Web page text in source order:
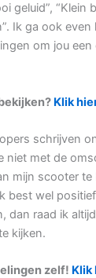
geluid”, “Klein
Ik ga ook
om jou
Klik
schrijven
niet met de
mijn scooter te
best wel
dan raad ik
kijken.
zelf! Klik